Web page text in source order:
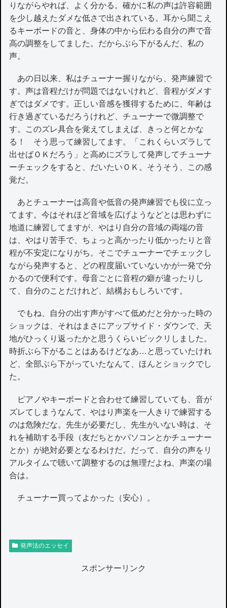
りながらやれば、よく分かる。確かに私の声は許容範囲
を少し越えたダメな低さで出されている。耳から聞こえ
るキーボードの音と、身体の中から伝わる自分の声で音
高の調整をしてました。だからぶら下がるんだ、私の
声。
あの日以来、私はチューナー握りながら、発声練習で
す。声は音程だけが問題ではないけれど、音程がダメす
ぎではダメです。正しい音感を獲得するために、年齢は
行き過ぎているだろうけれど、チューナーで微調整で
す。このズレ具合を覚えてしまえば、きっと何とかな
る！ そう思って練習してます。「これくらいズラして
出せばＯＫだろう」と高めにズラして発声してチューナ
ーチェックをすると、だいたいＯＫ。そうそう、この感
覚だ。
あとチューナーは高音や低音の発声練習でも役に立っ
てます。今はそれほど音域を広げようなどとは思わずに
地道に練習してますが、やはり自分の音域の両端の音
は、やはり苦手で、ちょっと高かったり低かったりと音
程が不安定になりがち。そこでチューナーでチェックし
ながら発声すると、どの程度届いていないかが一発で分
かるので便利です。母音ごとに音程の癖が違ったりし
て、自分のことだけれど、結構おもしろいです。
でもね、自分の出す声がすべて低めだと分かった時の
ショックは、それはまさにアップサイド・ダウンで、天
地がひっくり返ったかと思うくらいビックリしました。
時折ぶら下がることはあるけどなあ…と思っていたけれ
ど、全部ぶら下がっていたなんて、ほんとショックでし
た。
ピアノやキーボードと合わせて練習していても、音が
ズレてしまうなんて、やはり声楽を一人きりで練習する
のは危険だな。先生が必要だし、先生がいない時は、そ
れを補助する手段（友だちとかパソコンとかチューナー
とか）が絶対必要となるわけだ。だって、自分の声をリ
アルタイムで聴いて調整するのは無理だよね、声楽の場
合は。
チューナー買ってよかった（安心）。
発声法のエッセイ
スポンサーリンク